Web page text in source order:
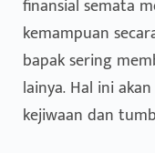
finansial semata
kemampuan
bapak sering
lainya. Hal ini
kejiwaan dan